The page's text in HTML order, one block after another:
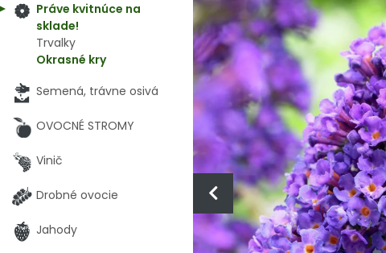
Práve kvitnúce na
sklade!
Trvalky
Okrasné kry
Semená, trávne osivá
OVOCNÉ STROMY
Vinič
Drobné ovocie
Jahody